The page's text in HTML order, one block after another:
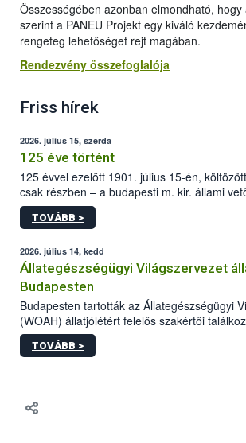
Összességében azonban elmondható, hogy
szerint a PANEU Projekt egy kiváló
rengeteg lehetőséget rejt magában.
Rendezvény összefoglalója
Friss hírek
2026. július 15, szerda
125 éve történt
125 évvel ezelőtt 1901. július 15-én,
csak részben – a budapesti m. kir. állami
állomás a Kis Rókus utca 15. szám alatti,
tervezett új épületébe.
TOVÁBB >
2026. július 14, kedd
Állategészségügyi Világszervezet
Budapesten
Budapesten tartották az Állategészségügyi
(WOAH) állatjólétért felelős szakértői
július 2. között. Az Agrár- és
Minisztérium (AÉM) és a Nemzeti
gazdasági haszonállatok jólétének
meg tapasztalatait a gazdasági
TOVÁBB >